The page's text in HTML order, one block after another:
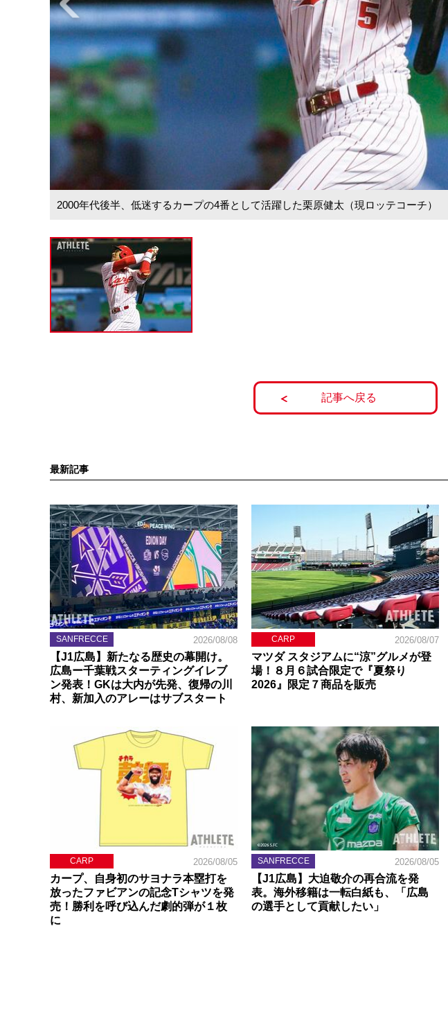
2000年代後半、低迷するカープの4番として活躍した栗原健太（現ロッテコーチ）
記事へ戻る
最新記事
SANFRECCE 2026/08/08
【J1広島】新たなる歴史の幕開け。
広島ー千葉戦スターティングイレブ
ン発表！GKは大内が先発、復帰の川
村、新加入のアレーはサブスタート
CARP 2026/08/07
マツダ スタジアムに“涼”グルメが登
場！８月６試合限定で『夏祭り
2026』限定７商品を販売
CARP 2026/08/05
カープ、自身初のサヨナラ本塁打を
放ったファビアンの記念Tシャツを発
売！勝利を呼び込んだ劇的弾が１枚
に
SANFRECCE 2026/08/05
【J1広島】大迫敬介の再合流を発
表。海外移籍は一転白紙も、「広島
の選手として貢献したい」